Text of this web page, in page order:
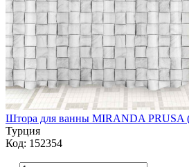
Штора для ванны MIRANDA PRUSA
Турция
Код: 152354